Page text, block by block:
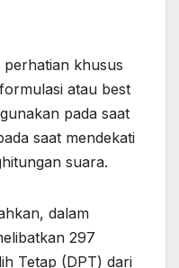
perhatian khusus
atau best
pada saat
saat mendekati
suara.
dalam
297
Tetap (DPT) dari